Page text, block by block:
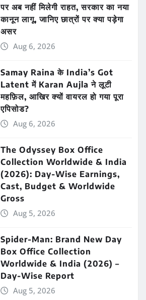
पर अब नहीं मिलेगी राहत, सरकार का नया
कानून लागू, जानिए छात्रों पर क्या पड़ेगा
असर
Aug 6, 2026
Samay Raina के India’s Got
Latent में Karan Aujla ने लूटी
महफ़िल, आखिर क्यों वायरल हो गया पूरा
एपिसोड?
Aug 6, 2026
The Odyssey Box Office
Collection Worldwide & India
(2026): Day-Wise Earnings,
Cast, Budget & Worldwide
Gross
Aug 5, 2026
Spider-Man: Brand New Day
Box Office Collection
Worldwide & India (2026) –
Day-Wise Report
Aug 5, 2026